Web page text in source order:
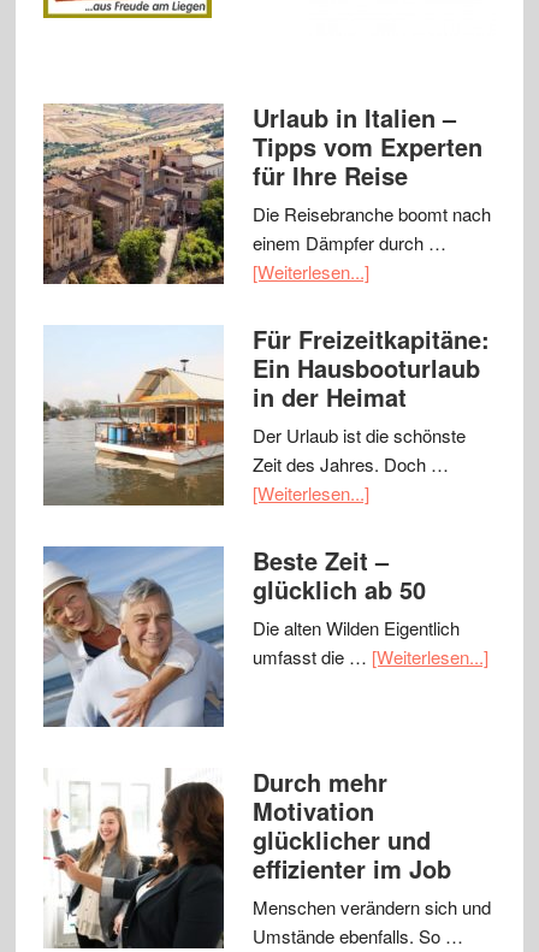
Urlaub in Italien –
Tipps vom Experten
für Ihre Reise
Die Reisebranche boomt nach
einem Dämpfer durch …
[Weiterlesen...]
Für Freizeitkapitäne:
Ein Hausbooturlaub
in der Heimat
Der Urlaub ist die schönste
Zeit des Jahres. Doch …
[Weiterlesen...]
Beste Zeit –
glücklich ab 50
Die alten Wilden Eigentlich
umfasst die … [Weiterlesen...]
Durch mehr
Motivation
glücklicher und
effizienter im Job
Menschen verändern sich und
Umstände ebenfalls. So …